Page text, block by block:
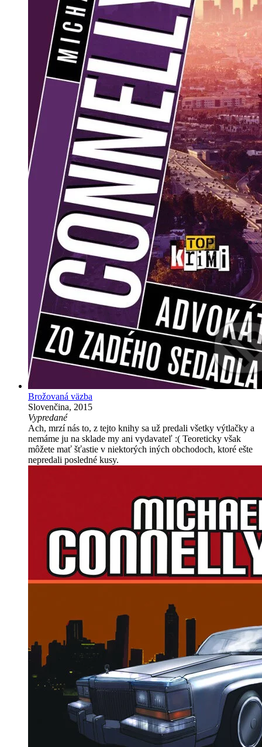
Brožovaná väzba
Slovenčina, 2015
Vypredané
Ach, mrzí nás to, z tejto knihy sa už predali všetky výtlačky a
nemáme ju na sklade my ani vydavateľ :( Teoreticky však
môžete mať šťastie v niektorých iných obchodoch, ktoré ešte
nepredali posledné kusy.